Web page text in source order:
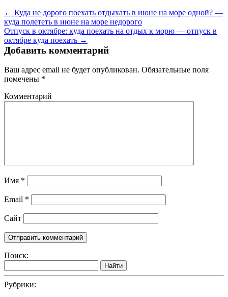
← Куда не дорого поехать отдыхать в июне на море одной? —
куда полететь в июне на море недорого
Отпуск в октябре: куда поехать на отдых к морю — отпуск в
октябре куда поехать →
Добавить комментарий
Ваш адрес email не будет опубликован. Обязательные поля
помечены *
Комментарий
Имя *
Email *
Сайт
Поиск:
Найти
Рубрики: